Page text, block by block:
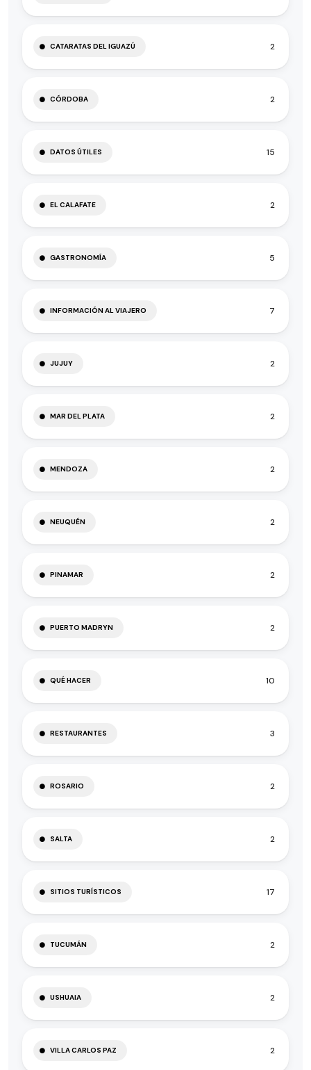
CATARATAS DEL IGUAZÚ 2
CÓRDOBA 2
DATOS ÚTILES 15
EL CALAFATE 2
GASTRONOMÍA 5
INFORMACIÓN AL VIAJERO 7
JUJUY 2
MAR DEL PLATA 2
MENDOZA 2
NEUQUÉN 2
PINAMAR 2
PUERTO MADRYN 2
QUÉ HACER 10
RESTAURANTES 3
ROSARIO 2
SALTA 2
SITIOS TURÍSTICOS 17
TUCUMÁN 2
USHUAIA 2
VILLA CARLOS PAZ 2